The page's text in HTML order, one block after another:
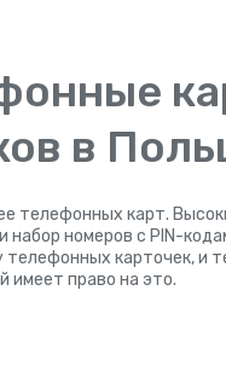
в
телефонных карт.
набор номеров с PIN-
телефонных карточек, и
имеет право на это.